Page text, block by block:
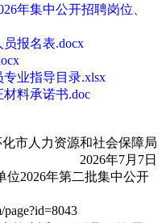
年集中公开招聘岗位、
报名表.docx
专业指导目录.xlsx
料承诺书.doc
化市人力资源和社会保障局
2026年7月7日
位2026年第二批集中公开